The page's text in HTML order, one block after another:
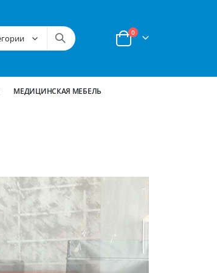
Корзина
0позиции
МЕДИЦИНСКАЯ МЕБЕЛЬ